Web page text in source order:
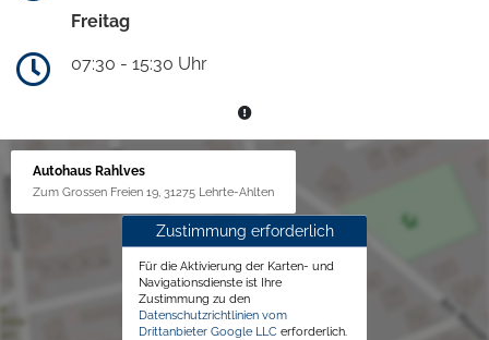
Freitag
07:30 - 15:30 Uhr
Autohaus Rahlves
Zum Grossen Freien 19, 31275 Lehrte-Ahlten
Zustimmung erforderlich
Für die Aktivierung der Karten- und
Navigationsdienste ist Ihre
Zustimmung zu den
Datenschutzrichtlinien vom
Drittanbieter Google LLC erforderlich.